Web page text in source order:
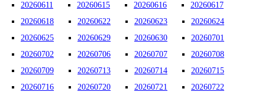
20260611
20260615 20260616
20260617
20260618
20260622 20260623
20260624
20260625
20260629 20260630
20260701
20260702
20260706 20260707
20260708
20260709
20260713 20260714
20260715
20260716
20260720 20260721
20260722